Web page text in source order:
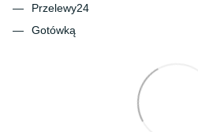
Przelewy24
Gotówką